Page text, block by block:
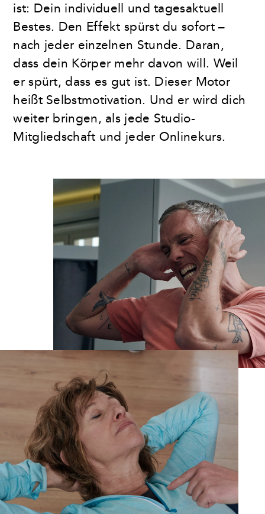
ist: Dein individuell und tagesaktuell
Bestes. Den Effekt spürst du sofort –
nach jeder einzelnen Stunde. Daran,
dass dein Körper mehr davon will. Weil
er spürt, dass es gut ist. Dieser Motor
heißt Selbstmotivation. Und er wird dich
weiter bringen, als jede Studio-
Mitgliedschaft und jeder Onlinekurs.